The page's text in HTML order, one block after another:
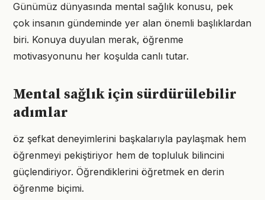
Günümüz dünyasında mental sağlık konusu, pek
çok insanın gündeminde yer alan önemli başlıklardan
biri. Konuya duyulan merak, öğrenme
motivasyonunu her koşulda canlı tutar.
Mental sağlık için sürdürülebilir
adımlar
öz şefkat deneyimlerini başkalarıyla paylaşmak hem
öğrenmeyi pekiştiriyor hem de topluluk bilincini
güçlendiriyor. Öğrendiklerini öğretmek en derin
öğrenme biçimi.